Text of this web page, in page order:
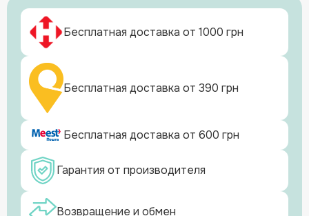
Бесплатная доставка от 1000 грн
Бесплатная доставка от 390 грн
Бесплатная доставка от 600 грн
Гарантия от производителя
Возвращение и обмен